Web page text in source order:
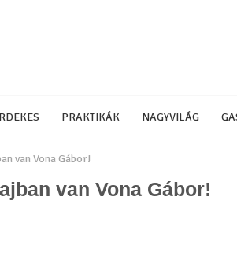
PRAKTIKÁK NAGYVILÁG
van Vona Gábor!
van Vona Gábor!